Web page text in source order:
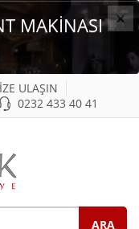
×
MAKİNASI
ULAŞIN
0232 433 40 41